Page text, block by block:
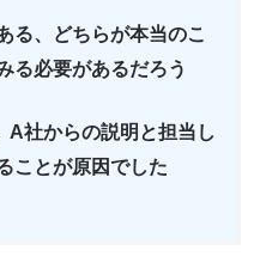
る、どちらが本当のこ
る必要があるだろう
A社からの説明と担当し
ことが原因でした